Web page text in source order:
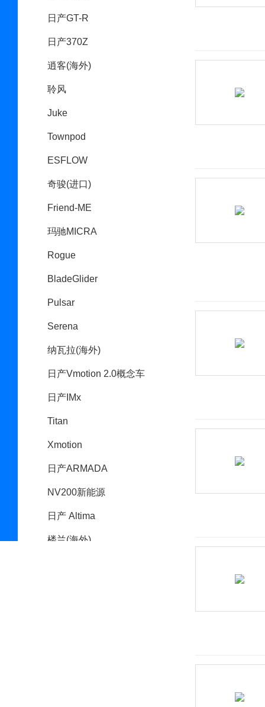
日产GT-R
日产370Z
逍客(海外)
聆风
Juke
Townpod
ESFLOW
奇骏(进口)
Friend-ME
玛驰MICRA
Rogue
BladeGlider
Pulsar
Serena
纳瓦拉(海外)
日产Vmotion 2.0概念车
日产IMx
Titan
Xmotion
日产ARMADA
NV200新能源
日产 Altima
楼兰(海外)